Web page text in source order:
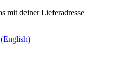
mit deiner Lieferadresse